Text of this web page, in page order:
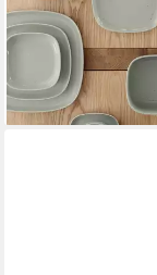
ab 13,95 € UVP
lieferbar - in 2-3